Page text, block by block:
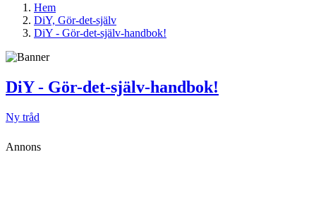
Hem
DiY, Gör-det-själv
DiY - Gör-det-själv-handbok!
DiY - Gör-det-själv-handbok!
Ny tråd
Annons